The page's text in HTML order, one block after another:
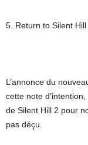
5. Return to Silent Hill
L’annonce du
cette note
de Silent Hill 2 pour
pas déçu.